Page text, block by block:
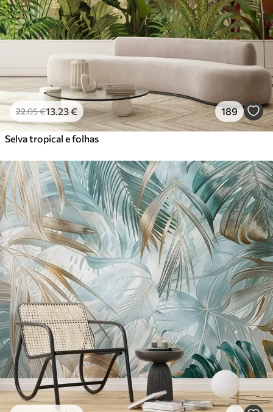
22.05€13 .23€ 189
Selva tropical e folhas